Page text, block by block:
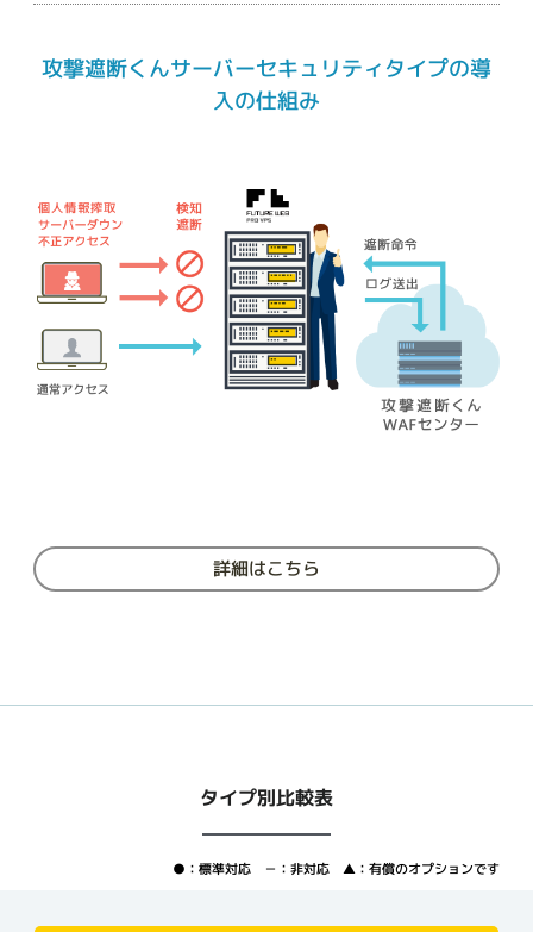
攻撃遮断くんサーバーセキュリティタイプの導
入の仕組み
詳細はこちら
タイプ別比較表
●：標準対応 －：非対応 ▲：有償のオプションです